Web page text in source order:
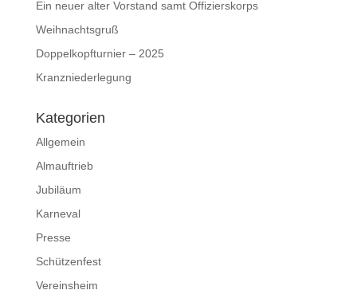
Ein neuer alter Vorstand samt Offizierskorps
Weihnachtsgruß
Doppelkopfturnier – 2025
Kranzniederlegung
Kategorien
Allgemein
Almauftrieb
Jubiläum
Karneval
Presse
Schützenfest
Vereinsheim